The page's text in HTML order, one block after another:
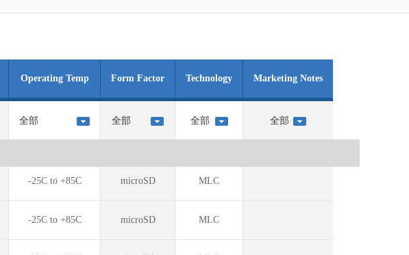
Operating Temp Form Factor Technology Marketing Notes
-25C to +85C microSD MLC
-25C to +85C microSD MLC